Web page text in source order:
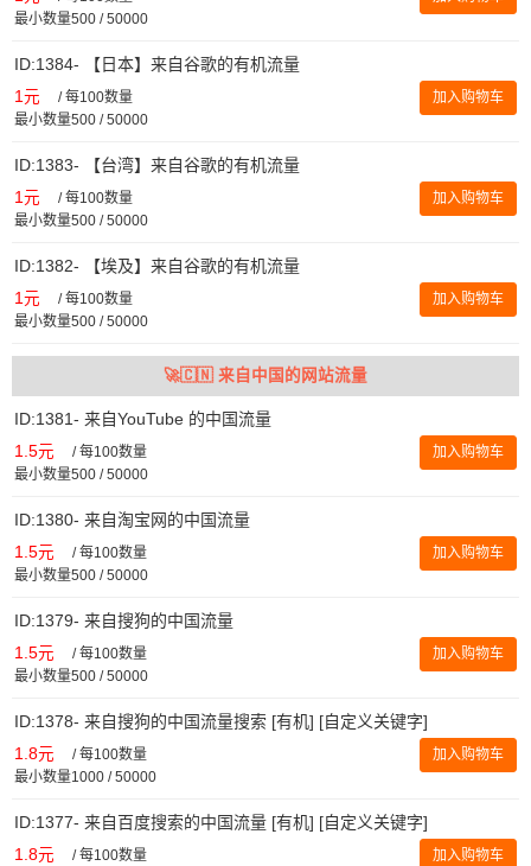
最小数量500 / 50000
ID:1384- 【日本】来自谷歌的有机流量
1元 /每100数量
最小数量500 / 50000
加入购物车
ID:1383- 【台湾】来自谷歌的有机流量
1元 /每100数量
最小数量500 / 50000
加入购物车
ID:1382- 【埃及】来自谷歌的有机流量
1元 /每100数量
最小数量500 / 50000
加入购物车
🚀🇨🇳 来自中国的网站流量
ID:1381- 来自YouTube 的中国流量
1.5元 /每100数量
最小数量500 / 50000
加入购物车
ID:1380- 来自淘宝网的中国流量
1.5元 /每100数量
最小数量500 / 50000
加入购物车
ID:1379- 来自搜狗的中国流量
1.5元 /每100数量
最小数量500 / 50000
加入购物车
ID:1378- 来自搜狗的中国流量搜索 [有机] [自定义关键字]
1.8元 /每100数量
最小数量1000 / 50000
加入购物车
ID:1377- 来自百度搜索的中国流量 [有机] [自定义关键字]
1.8元 /每100数量
加入购物车